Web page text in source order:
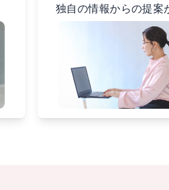
独自の情報からの提案